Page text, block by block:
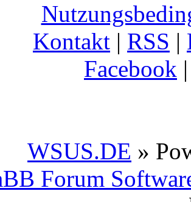
Kontakt | RSS |
Facebook
WSUS.DE »
Forum